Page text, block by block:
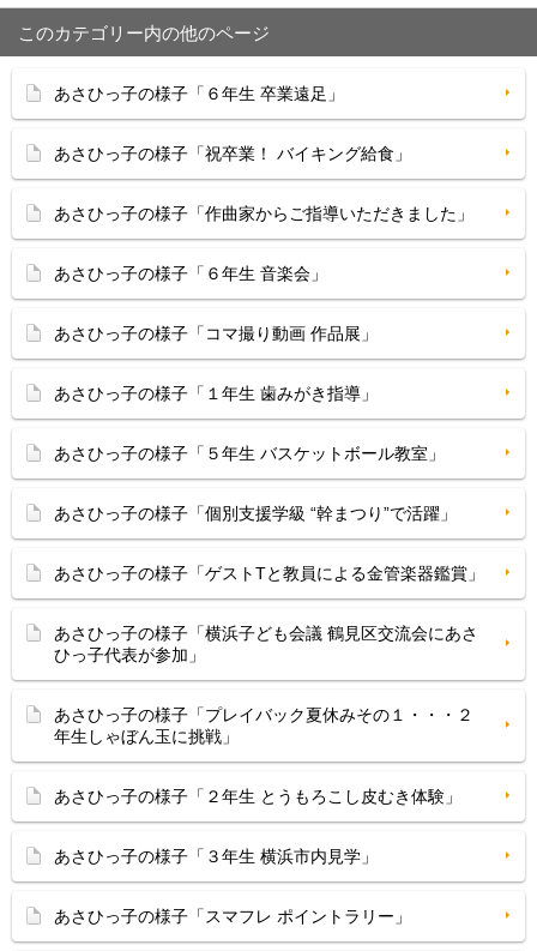
このカテゴリー内の他のページ
あさひっ子の様子「６年生 卒業遠足」
あさひっ子の様子「祝卒業！ バイキング給食」
あさひっ子の様子「作曲家からご指導いただきました」
あさひっ子の様子「６年生 音楽会」
あさひっ子の様子「コマ撮り動画 作品展」
あさひっ子の様子「１年生 歯みがき指導」
あさひっ子の様子「５年生 バスケットボール教室」
あさひっ子の様子「個別支援学級 “幹まつり”で活躍」
あさひっ子の様子「ゲストTと教員による金管楽器鑑賞」
あさひっ子の様子「横浜子ども会議 鶴見区交流会にあさ
ひっ子代表が参加」
あさひっ子の様子「プレイバック夏休みその１・・・２
年生しゃぼん玉に挑戦」
あさひっ子の様子「２年生 とうもろこし皮むき体験」
あさひっ子の様子「３年生 横浜市内見学」
あさひっ子の様子「スマフレ ポイントラリー」